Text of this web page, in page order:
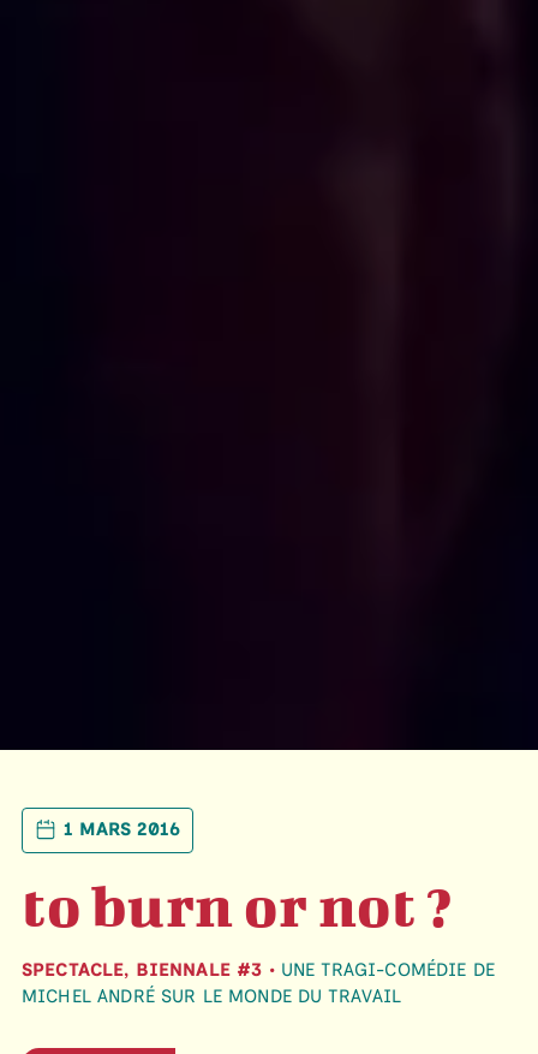
1 MARS 2016
to burn or not ?
SPECTACLE, BIENNALE #3 • UNE TRAGI-COMÉDIE DE
MICHEL ANDRÉ SUR LE MONDE DU TRAVAIL